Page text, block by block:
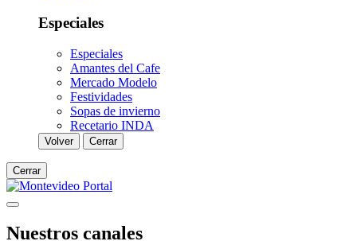
Especiales
Especiales
Amantes del Cafe
Mercado Modelo
Festividades
Sopas de invierno
Recetario INDA
Volver Cerrar
Cerrar
Nuestros canales